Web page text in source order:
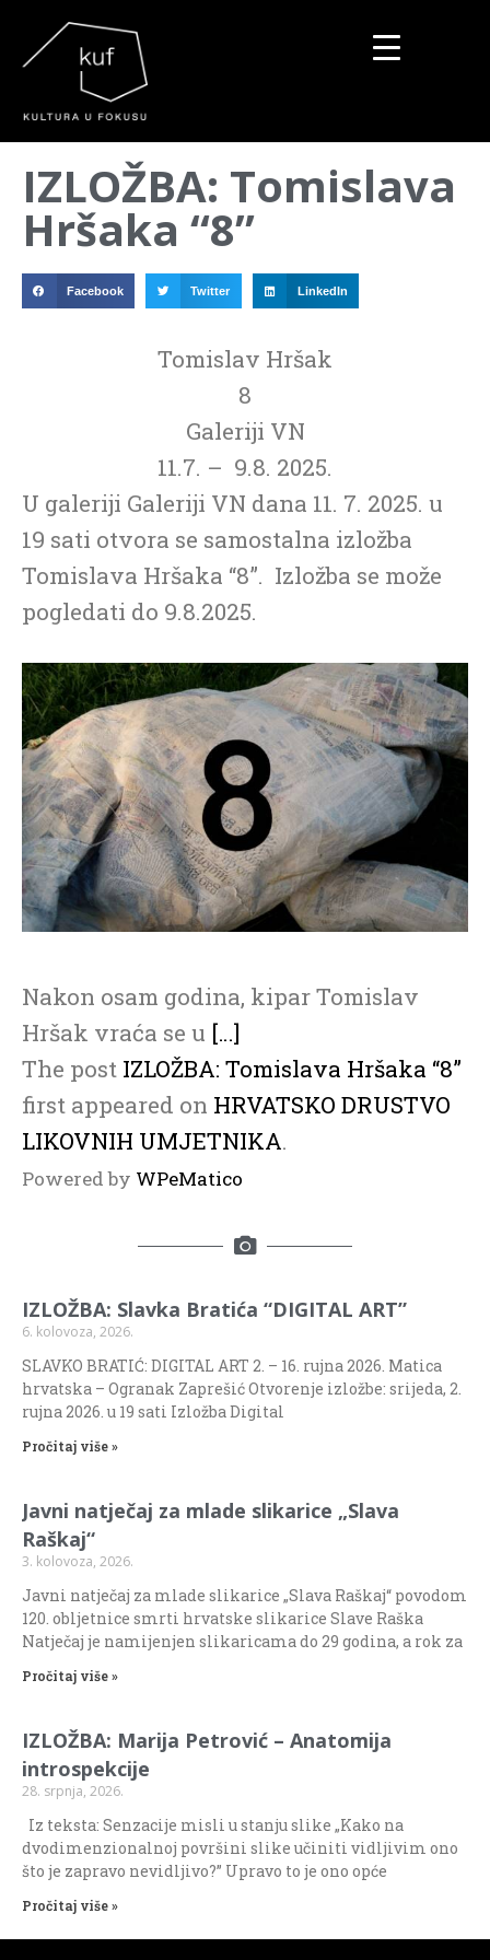
IZLOŽBA: Tomislava
Hršaka “8”
Facebook Twitter LinkedIn
Tomislav Hršak
8
Galeriji VN
11.7. – 9.8. 2025.
U galeriji Galeriji VN dana 11. 7. 2025. u
19 sati otvora se samostalna izložba
Tomislava Hršaka “8”. Izložba se može
pogledati do 9.8.2025.
Nakon osam godina, kipar Tomislav
Hršak vraća se u […]
The post IZLOŽBA: Tomislava Hršaka “8”
first appeared on HRVATSKO DRUSTVO
LIKOVNIH UMJETNIKA.
Powered by WPeMatico
IZLOŽBA: Slavka Bratića “DIGITAL ART”
6. kolovoza, 2026.
SLAVKO BRATIĆ: DIGITAL ART 2. – 16. rujna 2026. Matica
hrvatska – Ogranak Zaprešić Otvorenje izložbe: srijeda, 2.
rujna 2026. u 19 sati Izložba Digital
Pročitaj više »
Javni natječaj za mlade slikarice „Slava
Raškaj“
3. kolovoza, 2026.
Javni natječaj za mlade slikarice „Slava Raškaj“ povodom
120. obljetnice smrti hrvatske slikarice Slave Raška
Natječaj je namijenjen slikaricama do 29 godina, a rok za
Pročitaj više »
IZLOŽBA: Marija Petrović – Anatomija
introspekcije
28. srpnja, 2026.
Iz teksta: Senzacije misli u stanju slike „Kako na
dvodimenzionalnoj površini slike učiniti vidljivim ono
što je zapravo nevidljivo?” Upravo to je ono opće
Pročitaj više »
▼
▼